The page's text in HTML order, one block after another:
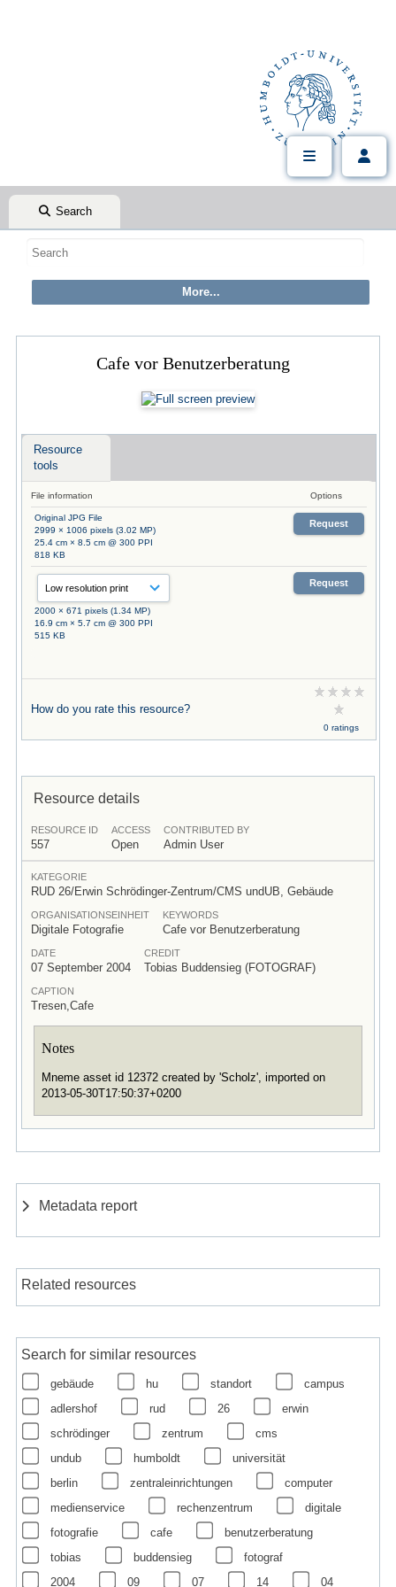
Search
Cafe vor Benutzerberatung
Resource
tools
File information Options
Original JPG File
2999 × 1006 pixels (3.02 MP)
25.4 cm × 8.5 cm @ 300 PPI
818 KB
Request
2000 × 671 pixels (1.34 MP)
16.9 cm × 5.7 cm @ 300 PPI
515 KB
Request
How do you rate this resource?
0 ratings
Resource details
RESOURCE ID
557
ACCESS
Open
CONTRIBUTED BY
Admin User
KATEGORIE
RUD 26/Erwin Schrödinger-Zentrum/CMS undUB, Gebäude
ORGANISATIONSEINHEIT
Digitale Fotografie
KEYWORDS
Cafe vor Benutzerberatung
DATE
07 September 2004
CREDIT
Tobias Buddensieg (FOTOGRAF)
CAPTION
Tresen,Cafe
Notes
Mneme asset id 12372 created by 'Scholz', imported on
2013-05-30T17:50:37+0200
Metadata report
Related resources
Search for similar resources
gebäude hu standort
campus
adlershof
rud 26
erwin
schrödinger
zentrum
cms
undub
humboldt
universität
berlin
zentraleinrichtungen
computer
medienservice
rechenzentrum
digitale
fotografie
cafe
benutzerberatung
tobias
buddensieg
fotograf
2004
09 07 14 04